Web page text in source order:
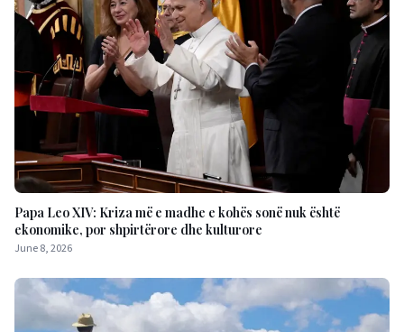
Papa Leo XIV: Kriza më e madhe e kohës sonë nuk është
ekonomike, por shpirtërore dhe kulturore
June 8, 2026